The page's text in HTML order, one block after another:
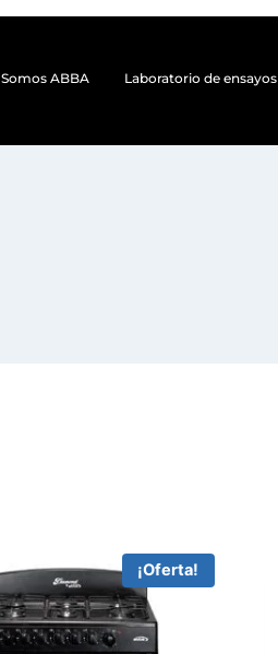
Somos ABBA Laboratorio de ensayos
¡Oferta!